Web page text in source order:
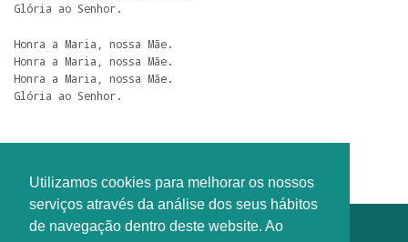
Utilizamos cookies para melhorar os nossos
serviços através da análise dos seus hábitos
de navegação dentro deste website. Ao
Glória ao Senhor.
Honra a Maria, nossa Mãe.
Honra a Maria, nossa Mãe.
Honra a Maria, nossa Mãe.
Glória ao Senhor.